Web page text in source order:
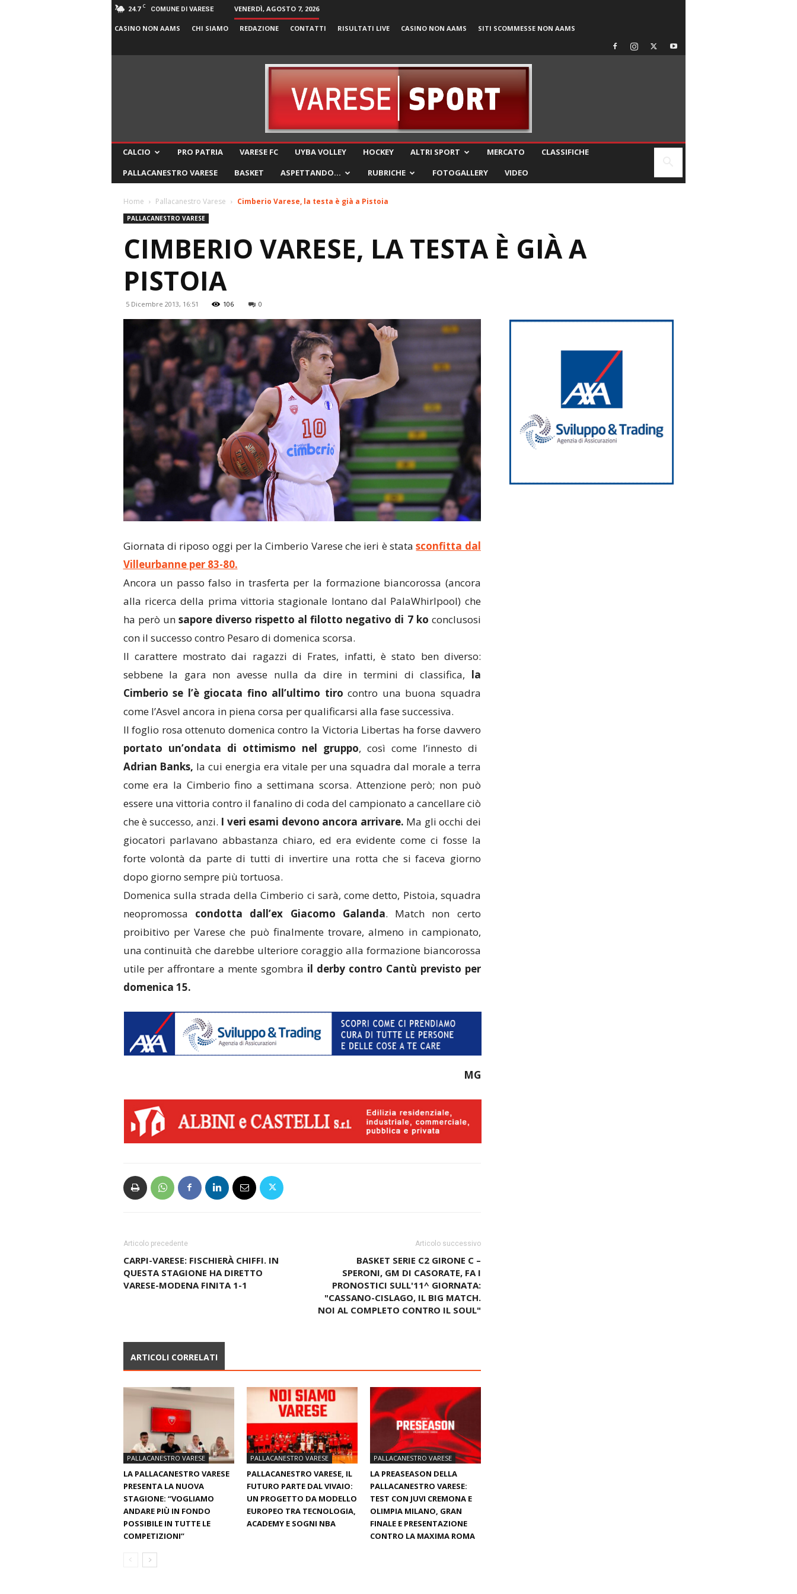
24.7 C COMUNE DI VARESE VENERDÌ, AGOSTO 7, 2026
CASINO NON AAMS CHI SIAMO REDAZIONE CONTATTI RISULTATI LIVE CASINO NON AAMS SITI SCOMMESSE NON AAMS
CALCIO PRO PATRIA VARESE FC UYBA VOLLEY HOCKEY ALTRI SPORT MERCATO
CLASSIFICHE
PALLACANESTRO VARESE
BASKET ASPETTANDO… RUBRICHE FOTOGALLERY VIDEO
Home Pallacanestro Varese Cimberio Varese, la testa è già a Pistoia
PALLACANESTRO VARESE
CIMBERIO VARESE, LA TESTA È GIÀ A
PISTOIA
5 Dicembre 2013, 16:51 106 0
Giornata di riposo oggi per la Cimberio Varese che ieri è statasconfitta dal
Villeurbanne per 83-80.
Ancora un passo falso in trasferta per la formazione biancorossa (ancora
alla ricerca della prima vittoria stagionale lontano dal PalaWhirlpool) che
ha però un sapore diverso rispetto al filotto negativo di 7 ko conclusosi
con il successo contro Pesaro di domenica scorsa.
Il carattere mostrato dai ragazzi di Frates, infatti, è stato ben diverso:
sebbene la gara non avesse nulla da dire in termini di classifica, la
Cimberio se l’è giocata fino all’ultimo tiro contro una buona squadra
come l’Asvel ancora in piena corsa per qualificarsi alla fase successiva.
Il foglio rosa ottenuto domenica contro la Victoria Libertas ha forse davvero
portato un’ondata di ottimismo nel gruppo, così come l’innesto di
Adrian Banks, la cui energia era vitale per una squadra dal morale a terra
come era la Cimberio fino a settimana scorsa. Attenzione però; non può
essere una vittoria contro il fanalino di coda del campionato a cancellare ciò
che è successo, anzi. I veri esami devono ancora arrivare. Ma gli occhi dei
giocatori parlavano abbastanza chiaro, ed era evidente come ci fosse la
forte volontà da parte di tutti di invertire una rotta che si faceva giorno
dopo giorno sempre più tortuosa.
Domenica sulla strada della Cimberio ci sarà, come detto, Pistoia, squadra
neopromossa condotta dall’ex Giacomo Galanda. Match non certo
proibitivo per Varese che può finalmente trovare, almeno in campionato,
una continuità che darebbe ulteriore coraggio alla formazione biancorossa
utile per affrontare a mente sgombra il derby contro Cantù previsto per
domenica 15.
MG
Articolo precedente
CARPI-VARESE: FISCHIERÀ CHIFFI. IN
QUESTA STAGIONE HA DIRETTO
VARESE-MODENA FINITA 1-1
Articolo successivo
BASKET SERIE C2 GIRONE C –
SPERONI, GM DI CASORATE, FA I
PRONOSTICI SULL'11^ GIORNATA:
"CASSANO-CISLAGO, IL BIG MATCH.
NOI AL COMPLETO CONTRO IL SOUL"
ARTICOLI CORRELATI
PALLACANESTRO VARESE
LA PALLACANESTRO VARESE
PRESENTA LA NUOVA
STAGIONE: “VOGLIAMO
ANDARE PIÙ IN FONDO
POSSIBILE IN TUTTE LE
COMPETIZIONI”
PALLACANESTRO VARESE
PALLACANESTRO VARESE, IL
FUTURO PARTE DAL VIVAIO:
UN PROGETTO DA MODELLO
EUROPEO TRA TECNOLOGIA,
ACADEMY E SOGNI NBA
PALLACANESTRO VARESE
LA PREASEASON DELLA
PALLACANESTRO VARESE:
TEST CON JUVI CREMONA E
OLIMPIA MILANO, GRAN
FINALE E PRESENTAZIONE
CONTRO LA MAXIMA ROMA